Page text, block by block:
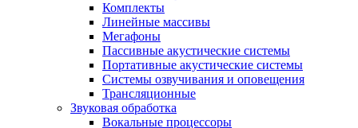
Комплекты
Линейные массивы
Мегафоны
Пассивные акустические системы
Портативные акустические системы
Системы озвучивания и оповещения
Трансляционные
Звуковая обработка
Вокальные процессоры